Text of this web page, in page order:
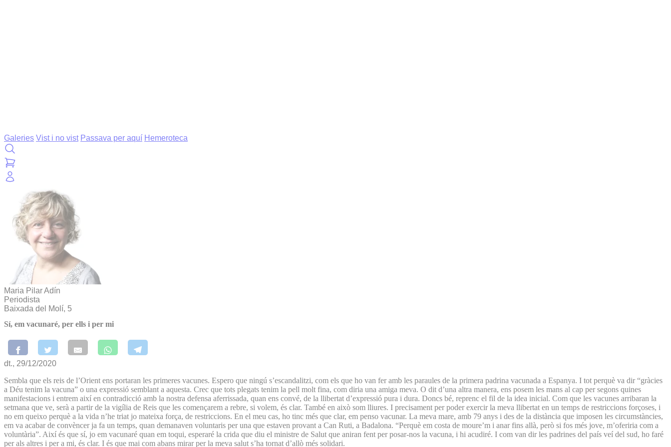
Galeries Vist i no vist Passava per aquí Hemeroteca
Maria Pilar Adín
Periodista
Baixada del Molí, 5
Sí, em vacunaré, per ells i per mi
dt., 29/12/2020
Sembla que els reis de l’Orient ens portaran les primeres vacunes. Espero que ningú s’escandalitzi, com els que ho van fer amb les paraules de la primera padrina vacunada a Espanya. I tot perquè va dir “gràcies
a Déu tenim la vacuna” o una expressió semblant a aquesta. Crec que tots plegats tenim la pell molt fina, com diria una amiga meva. O dit d’una altra manera, ens posem les mans al cap per segons quines
manifestacions i entrem així en contradicció amb la nostra defensa aferrissada, quan ens convé, de la llibertat d’expressió pura i dura. Doncs bé, reprenc el fil de la idea inicial. Com que les vacunes arribaran la
setmana que ve, serà a partir de la vigília de Reis que les començarem a rebre, si volem, és clar. També en això som lliures. I precisament per poder exercir la meva llibertat en un temps de restriccions forçoses, i
no em queixo perquè a la vida n’he triat jo mateixa força, de restriccions. En el meu cas, ho tinc més que clar, em penso vacunar. La meva mare, amb 79 anys i des de la distància que imposen les circumstàncies,
em va acabar de convèncer ja fa un temps, quan demanaven voluntaris per una que estaven provant a Can Ruti, a Badalona. “Perquè em costa de moure’m i anar fins allà, però si fos més jove, m’oferiria com a
voluntària”. Així és que sí, jo em vacunaré quan em toqui, esperaré la crida que diu el ministre de Salut que aniran fent per posar-nos la vacuna, i hi acudiré. I com van dir les padrines del país veí del sud, ho faré
per als altres i per a mi, és clar. I és que mai com abans mirar per la meva salut s’ha tornat d’allò més solidari.